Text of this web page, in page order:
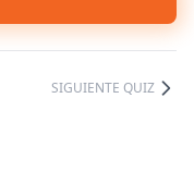
SIGUIENTE QUIZ